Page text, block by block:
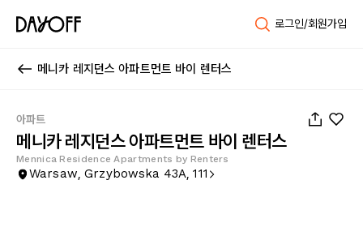
로그인/회원가입
메니카 레지던스 아파트먼트 바이 렌터스
아파트
메니카 레지던스 아파트먼트 바이 렌터스
Mennica Residence Apartments by Renters
Warsaw, Grzybowska 43A, 111